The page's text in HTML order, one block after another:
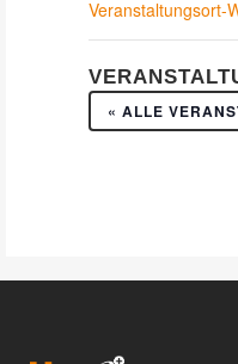
Veranstaltungsort-
« ALLE